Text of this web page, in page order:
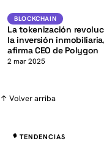
Blockchain
BLOCKCHAIN
La tokenización
la inversión
afirma CEO de Polygon
2 mar 2025
↑ Volver arriba
TENDENCIAS